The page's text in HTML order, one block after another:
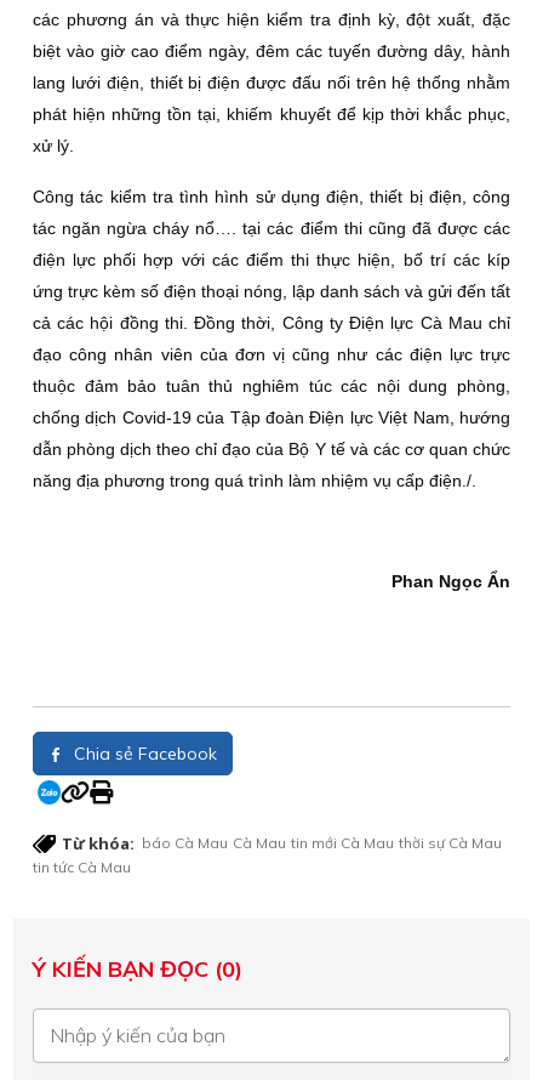
các phương án và thực hiện kiểm tra định kỳ, đột xuất, đặc
biệt vào giờ cao điểm ngày, đêm các tuyến đường dây, hành
lang lưới điện, thiết bị điện được đấu nối trên hệ thống nhằm
phát hiện những tồn tại, khiếm khuyết để kịp thời khắc phục,
xử lý.
Công tác kiểm tra tình hình sử dụng điện, thiết bị điện, công
tác ngăn ngừa cháy nổ…. tại các điểm thi cũng đã được các
điện lực phối hợp với các điểm thi thực hiện, bố trí các kíp
ứng trực kèm số điện thoại nóng, lập danh sách và gửi đến tất
cả các hội đồng thi. Ðồng thời, Công ty Ðiện lực Cà Mau chỉ
đạo công nhân viên của đơn vị cũng như các điện lực trực
thuộc đảm bảo tuân thủ nghiêm túc các nội dung phòng,
chống dịch Covid-19 của Tập đoàn Ðiện lực Việt Nam, hướng
dẫn phòng dịch theo chỉ đạo của Bộ Y tế và các cơ quan chức
năng địa phương trong quá trình làm nhiệm vụ cấp điện./.
Phan Ngọc Ẩn
Chia sẻ Facebook
Từ khóa: báo Cà Mau Cà Mau tin mới Cà Mau thời sự Cà Mau
tin tức Cà Mau
Ý KIẾN BẠN ĐỌC (0)